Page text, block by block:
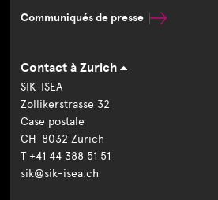
Communiqués de presse
Contact à Zurich
SIK-ISEA
Zollikerstrasse 32
Case postale
CH-8032 Zurich
T +41 44 388 51 51
sik@sik-isea.ch